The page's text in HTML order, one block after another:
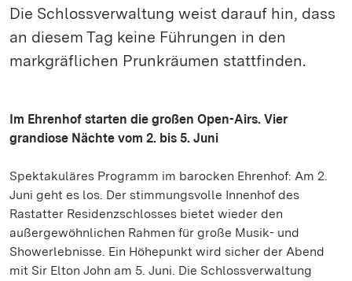
Die Schlossverwaltung weist darauf hin, dass
an diesem Tag keine Führungen in den
markgräflichen Prunkräumen stattfinden.
Im Ehrenhof starten die großen Open-Airs. Vier
grandiose Nächte vom 2. bis 5. Juni
Spektakuläres Programm im barocken Ehrenhof: Am 2.
Juni geht es los. Der stimmungsvolle Innenhof des
Rastatter Residenzschlosses bietet wieder den
außergewöhnlichen Rahmen für große Musik- und
Showerlebnisse. Ein Höhepunkt wird sicher der Abend
mit Sir Elton John am 5. Juni. Die Schlossverwaltung